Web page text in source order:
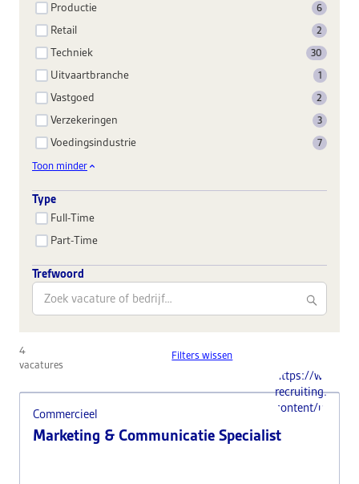
Productie 6
Retail 2
Techniek 30
Uitvaartbranche 1
Vastgoed 2
Verzekeringen 3
Voedingsindustrie
7
Toon minder
Type
Full-Time
Part-Time
Trefwoord
4
vacatures
Filters wissen
https://www.i-
recruiting.nl/
content/
Commercieel
Marketing & Communicatie Specialist